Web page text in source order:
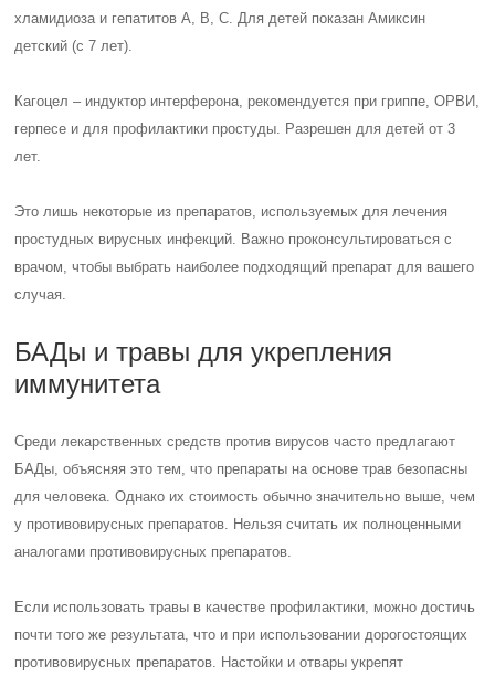
хламидиоза и гепатитов А, В, С. Для детей показан Амиксин
детский (с 7 лет).
Кагоцел – индуктор интерферона, рекомендуется при гриппе, ОРВИ,
герпесе и для профилактики простуды. Разрешен для детей от 3
лет.
Это лишь некоторые из препаратов, используемых для лечения
простудных вирусных инфекций. Важно проконсультироваться с
врачом, чтобы выбрать наиболее подходящий препарат для вашего
случая.
БАДы и травы для укрепления
иммунитета
Среди лекарственных средств против вирусов часто предлагают
БАДы, объясняя это тем, что препараты на основе трав безопасны
для человека. Однако их стоимость обычно значительно выше, чем
у противовирусных препаратов. Нельзя считать их полноценными
аналогами противовирусных препаратов.
Если использовать травы в качестве профилактики, можно достичь
почти того же результата, что и при использовании дорогостоящих
противовирусных препаратов. Настойки и отвары укрепят